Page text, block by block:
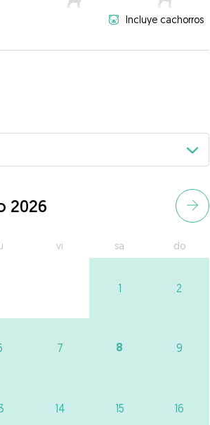
Incluye cachorros
2026
vi sa do
1 2
7 8 9
14 15 16